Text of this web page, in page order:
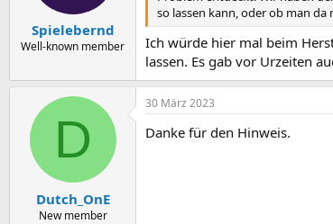
Spielebernd
Well-known member
so lassen kann, oder ob man
Ich würde hier mal beim
lassen. Es gab vor Urzeiten
D
Dutch_OnE
New member
30 März 2023
Danke für den Hinweis.